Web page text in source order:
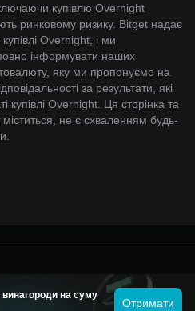
купівлю Overnight
ринковому ризику. Bitget надає
Overnight, і ми
інформувати наших
яку ми пропонуємо на
за результати, які
купівлі Overnight. Ця сторінка та
не є схваленням будь-
винагороди на суму
Отримати
© 2026 Bitget